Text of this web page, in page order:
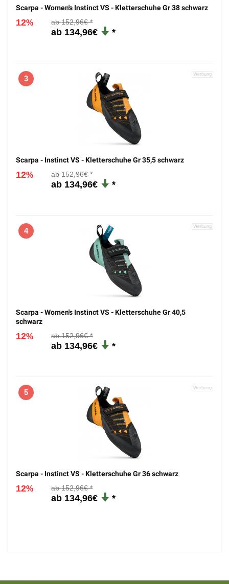
Scarpa - Women's Instinct VS - Kletterschuhe Gr 38 schwarz
12% 152,96€
134,96€
3
Scarpa - Instinct VS - Kletterschuhe Gr 35,5 schwarz
12% 152,96€
134,96€
4
Scarpa - Women's Instinct VS - Kletterschuhe Gr 40,5
schwarz
12% 152,96€
134,96€
5
Scarpa - Instinct VS - Kletterschuhe Gr 36 schwarz
12% 152,96€
134,96€